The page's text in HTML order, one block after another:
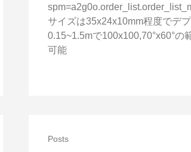
サイズは35x24x10mm程度でデ
0.15~1.5mで100x100,70°x60°の
可能
Posts